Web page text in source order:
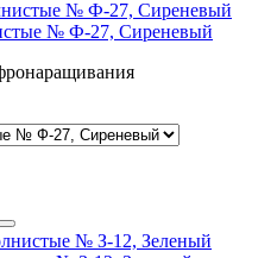
№ Ф-27, Сиреневый